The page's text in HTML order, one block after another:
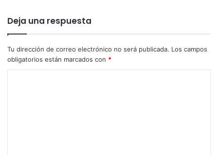
Deja una respuesta
Tu dirección de correo electrónico no será publicada. Los campos
obligatorios están marcados con *